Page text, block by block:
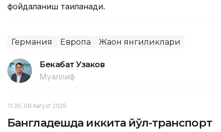
фойдаланиш тақиқланади.
Германия Европа Жаҳон янгиликлари
Бекабат Узаков
Муаллиф
11:36, 08 Август 2026
Бангладешда иккита йўл-транспорт